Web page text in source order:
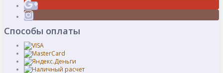
Способы оплаты